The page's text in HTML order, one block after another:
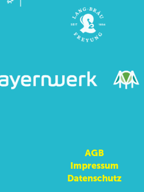
AGB
Impressum
Datenschutz